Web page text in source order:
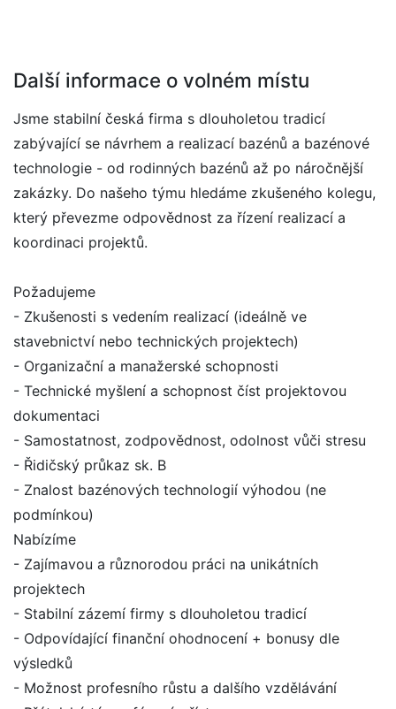
Další informace o volném místu
Jsme stabilní česká firma s dlouholetou tradicí
zabývající se návrhem a realizací bazénů a bazénové
technologie - od rodinných bazénů až po náročnější
zakázky. Do našeho týmu hledáme zkušeného kolegu,
který převezme odpovědnost za řízení realizací a
koordinaci projektů.
Požadujeme
- Zkušenosti s vedením realizací (ideálně ve
stavebnictví nebo technických projektech)
- Organizační a manažerské schopnosti
- Technické myšlení a schopnost číst projektovou
dokumentaci
- Samostatnost, zodpovědnost, odolnost vůči stresu
- Řidičský průkaz sk. B
- Znalost bazénových technologií výhodou (ne
podmínkou)
Nabízíme
- Zajímavou a různorodou práci na unikátních
projektech
- Stabilní zázemí firmy s dlouholetou tradicí
- Odpovídající finanční ohodnocení + bonusy dle
výsledků
- Možnost profesního růstu a dalšího vzdělávání